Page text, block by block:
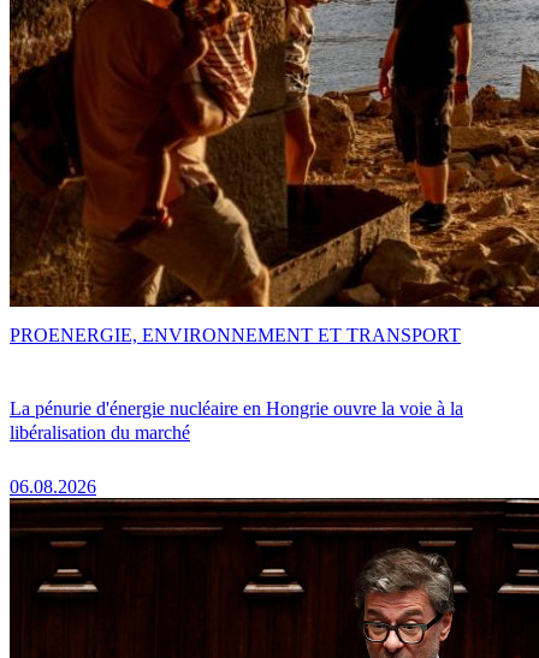
La pénurie d'énergie nucléaire en Hongrie ouvre la voie à la
libéralisation du marché
06.08.2026
PROENERGIE, ENVIRONNEMENT ET TRANSPORT